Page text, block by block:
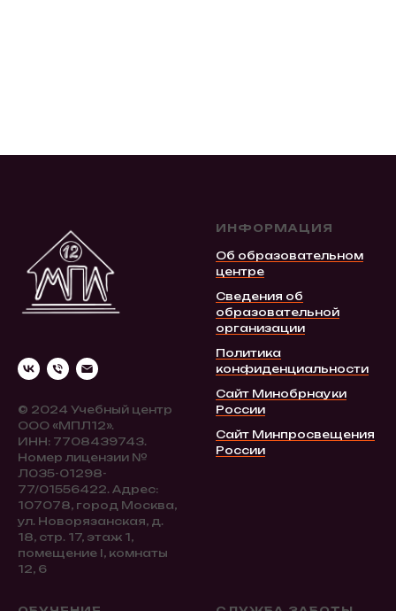
© 2024 Учебный центр
ООО «МПЛ12».
ИНН: 7708439743.
Номер лицензии №
Л035-01298-
77/01556422. Адрес:
107078, город Москва,
ул. Новорязанская, д.
18, стр. 17, этаж 1,
помещение I, комнаты
12, 6
ИНФОРМАЦИЯ
Об образовательном
центре
Сведения об
образовательной
организации
Политика
конфиденциальности
Сайт Минобрнауки
России
Сайт Минпросвещения
России